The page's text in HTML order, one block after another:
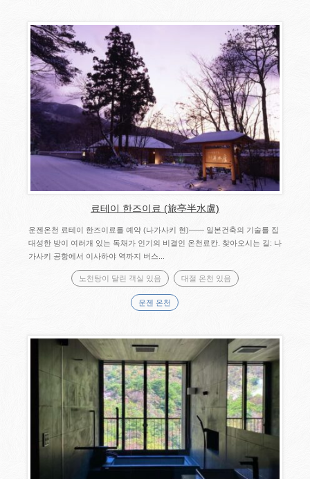
료테이 한즈이료 (旅亭半水盧)
운젠온천 료테이 한즈이료를 예약 (나가사키 현)―― 일본건축의 기술를 집
대성한 방이 여러개 있는 독채가 인기의 비결인 온천료칸. 찾아오시는 길: 나
가사키 공항에서 이사하야 역까지 버스...
노천탕이 달린 객실 있음 대절 온천 있음
운젠 온천